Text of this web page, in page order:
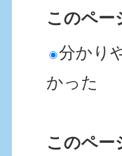
このペー
分かり
かった
このペー